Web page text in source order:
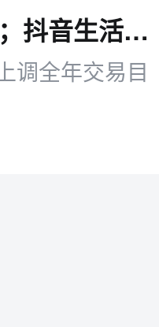
电商早报：呷哺呷哺连续五年亏损；抖音生活上调全年交易目标；上半年AI创投突破3000亿
调全年交易目